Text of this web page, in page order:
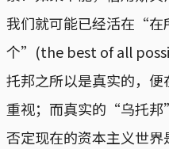
我们就可能已经活在“在
个”(the best of all
托邦之所以是真实的，
重视；而真实的“乌托
否定现在的资本主义世界